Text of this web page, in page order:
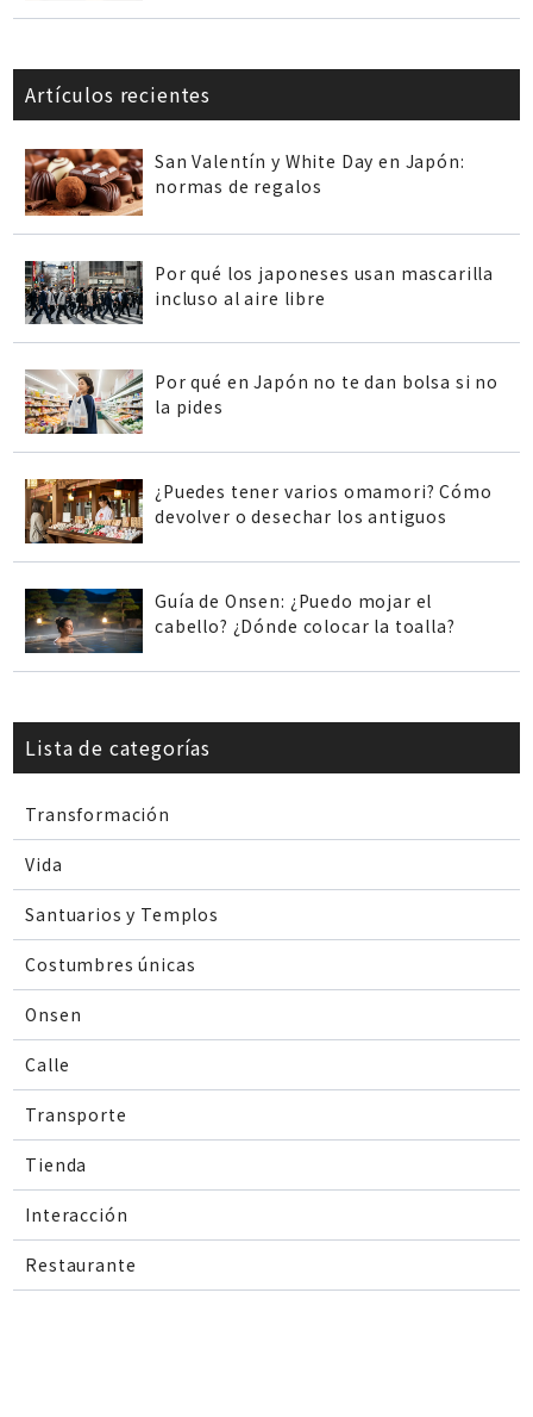
Artículos recientes
San Valentín y White Day en Japón:
normas de regalos
Por qué los japoneses usan mascarilla
incluso al aire libre
Por qué en Japón no te dan bolsa si no
la pides
¿Puedes tener varios omamori? Cómo
devolver o desechar los antiguos
Guía de Onsen: ¿Puedo mojar el
cabello? ¿Dónde colocar la toalla?
Lista de categorías
Transformación
Vida
Santuarios y Templos
Costumbres únicas
Onsen
Calle
Transporte
Tienda
Interacción
Restaurante